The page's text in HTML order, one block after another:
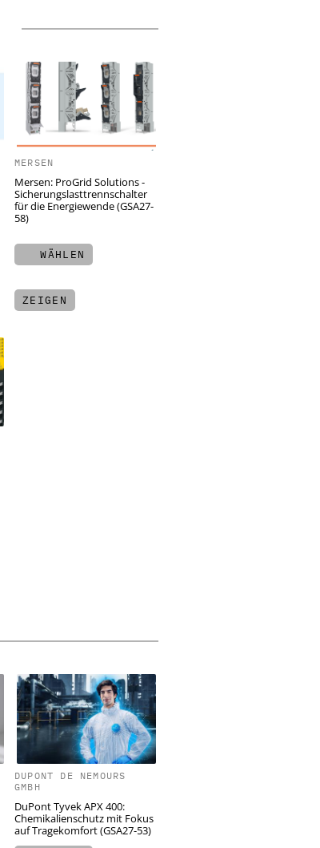
MERSEN
Mersen: ProGrid Solutions -
Sicherungslasttrennschalter
für die Energiewende (GSA27-
58)
WÄHLEN
ZEIGEN
DUPONT DE NEMOURS
GMBH
DuPont Tyvek APX 400:
Chemikalienschutz mit Fokus
auf Tragekomfort (GSA27-53)